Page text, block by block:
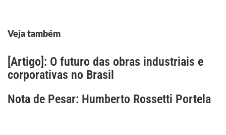
Veja também
[Artigo]: O futuro das obras industriais e
corporativas no Brasil
Nota de Pesar: Humberto Rossetti Portela